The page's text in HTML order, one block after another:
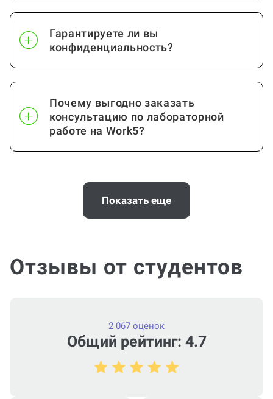
Гарантируете ли вы
конфиденциальность?
Почему выгодно заказать
консультацию по лабораторной
работе на Work5?
Когда и как нужно оплачивать
Показать еще
Отзывы от студентов
Общий рейтинг: 4.7
2 067 оценок